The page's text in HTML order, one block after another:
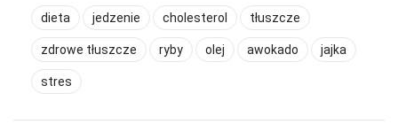
dieta jedzenie cholesterol tłuszcze
zdrowe tłuszcze ryby olej awokado jajka
stres